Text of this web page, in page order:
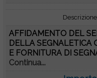
AFFIDAMENTO DEL
DELLA SEGNALETICA
E FORNITURA DI
Continua...